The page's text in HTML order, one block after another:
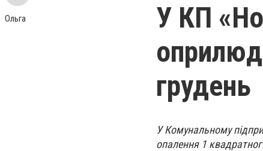
Ольга
У КП
грудень
У Комунальному
опалення 1